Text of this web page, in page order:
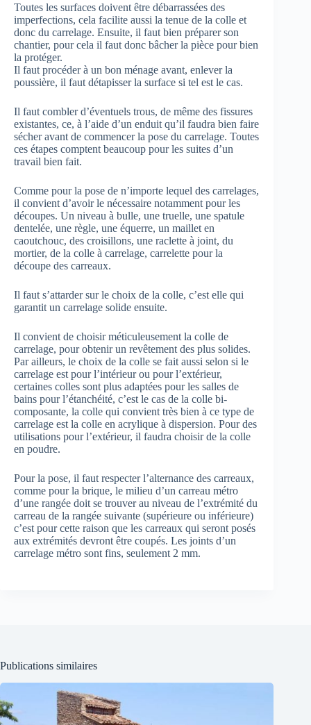
Toutes les surfaces doivent être débarrassées des
imperfections, cela facilite aussi la tenue de la colle et
donc du carrelage. Ensuite, il faut bien préparer son
chantier, pour cela il faut donc bâcher la pièce pour bien
la protéger.
Il faut procéder à un bon ménage avant, enlever la
poussière, il faut détapisser la surface si tel est le cas.
Il faut combler d’éventuels trous, de même des fissures
existantes, ce, à l’aide d’un enduit qu’il faudra bien faire
sécher avant de commencer la pose du carrelage. Toutes
ces étapes comptent beaucoup pour les suites d’un
travail bien fait.
Comme pour la pose de n’importe lequel des carrelages,
il convient d’avoir le nécessaire notamment pour les
découpes. Un niveau à bulle, une truelle, une spatule
dentelée, une règle, une équerre, un maillet en
caoutchouc, des croisillons, une raclette à joint, du
mortier, de la colle à carrelage, carrelette pour la
découpe des carreaux.
Il faut s’attarder sur le choix de la colle, c’est elle qui
garantit un carrelage solide ensuite.
Il convient de choisir méticuleusement la colle de
carrelage, pour obtenir un revêtement des plus solides.
Par ailleurs, le choix de la colle se fait aussi selon si le
carrelage est pour l’intérieur ou pour l’extérieur,
certaines colles sont plus adaptées pour les salles de
bains pour l’étanchéité, c’est le cas de la colle bi-
composante, la colle qui convient très bien à ce type de
carrelage est la colle en acrylique à dispersion. Pour des
utilisations pour l’extérieur, il faudra choisir de la colle
en poudre.
Pour la pose, il faut respecter l’alternance des carreaux,
comme pour la brique, le milieu d’un carreau métro
d’une rangée doit se trouver au niveau de l’extrémité du
carreau de la rangée suivante (supérieure ou inférieure)
c’est pour cette raison que les carreaux qui seront posés
aux extrémités devront être coupés. Les joints d’un
carrelage métro sont fins, seulement 2 mm.
Publications similaires